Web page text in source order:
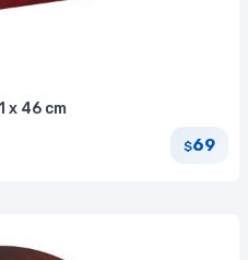
x 46 cm
$69